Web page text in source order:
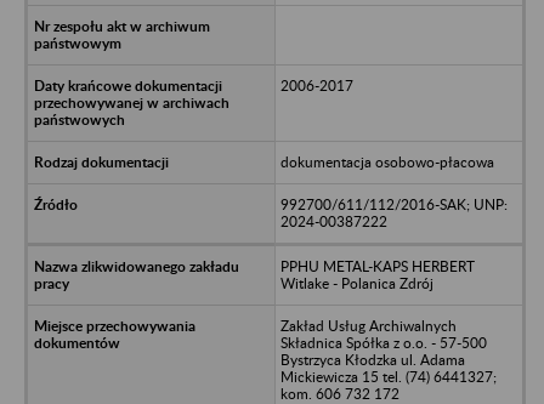
2006-2017
dokumentacja osobowo-płacowa
992700/611/112/2016-SAK; UNP:
2024-00387222
PPHU METAL-KAPS HERBERT
Witlake - Polanica Zdrój
Zakład Usług Archiwalnych
Składnica Spółka z o.o. - 57-500
Bystrzyca Kłodzka ul. Adama
Mickiewicza 15 tel. (74) 6441327;
kom. 606 732 172